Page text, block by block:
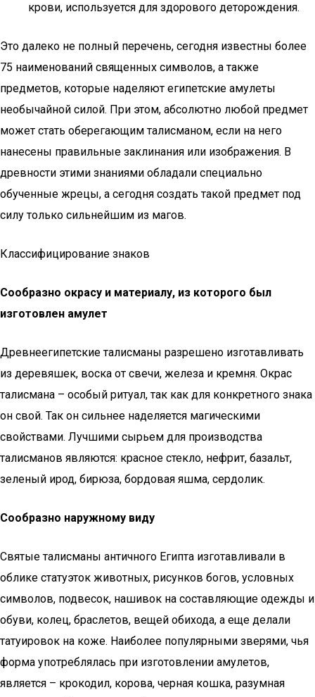
крови, используется для здорового деторождения.
Это далеко не полный перечень, сегодня известны более
75 наименований священных символов, а также
предметов, которые наделяют египетские амулеты
необычайной силой. При этом, абсолютно любой предмет
может стать оберегающим талисманом, если на него
нанесены правильные заклинания или изображения. В
древности этими знаниями обладали специально
обученные жрецы, а сегодня создать такой предмет под
силу только сильнейшим из магов.
Классифицирование знаков
Сообразно окрасу и материалу, из которого был
изготовлен амулет
Древнеегипетские талисманы разрешено изготавливать
из деревяшек, воска от свечи, железа и кремня. Окрас
талисмана – особый ритуал, так как для конкретного знака
он свой. Так он сильнее наделяется магическими
свойствами. Лучшими сырьем для производства
талисманов являются: красное стекло, нефрит, базальт,
зеленый ирод, бирюза, бордовая яшма, сердолик.
Сообразно наружному виду
Святые талисманы античного Египта изготавливали в
облике статуэток животных, рисунков богов, условных
символов, подвесок, нашивок на составляющие одежды и
обуви, колец, браслетов, вещей обихода, а еще делали
татуировок на коже. Наиболее популярными зверями, чья
форма употреблялась при изготовлении амулетов,
является – крокодил, корова, черная кошка, разумная